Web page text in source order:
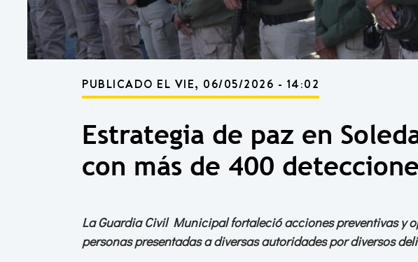
PUBLICADO EL VIE, 06/05/2026 - 14:02
Estrategia de paz en
con más de 400
La Guardia Civil Municipal fortaleció acciones preventivas y
personas presentadas a diversas autoridades por diversos